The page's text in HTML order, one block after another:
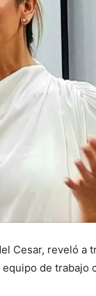
Cesar, reveló a
de trabajo